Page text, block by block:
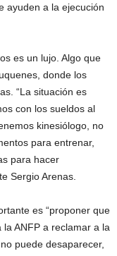
ayuden a la ejecución
es un lujo. Algo que
donde los
“La situación es
con los sueldos al
kinesiólogo, no
para entrenar,
para hacer
Sergio Arenas.
es “proponer que
ANFP a reclamar a la
puede desaparecer,